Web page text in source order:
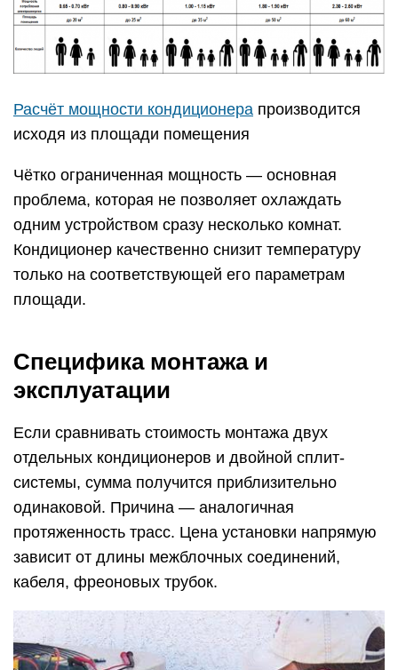
Расчёт мощности кондиционера производится
исходя из площади помещения
Чётко ограниченная мощность — основная
проблема, которая не позволяет охлаждать
одним устройством сразу несколько комнат.
Кондиционер качественно снизит температуру
только на соответствующей его параметрам
площади.
Специфика монтажа и
эксплуатации
Если сравнивать стоимость монтажа двух
отдельных кондиционеров и двойной сплит-
системы, сумма получится приблизительно
одинаковой. Причина — аналогичная
протяженность трасс. Цена установки напрямую
зависит от длины межблочных соединений,
кабеля, фреоновых трубок.